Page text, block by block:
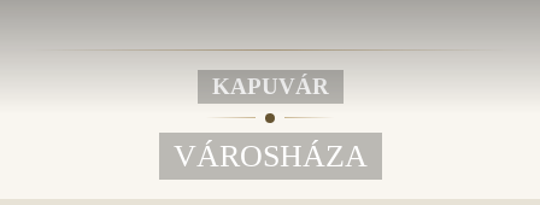
KAPUVÁR
VÁROSHÁZA